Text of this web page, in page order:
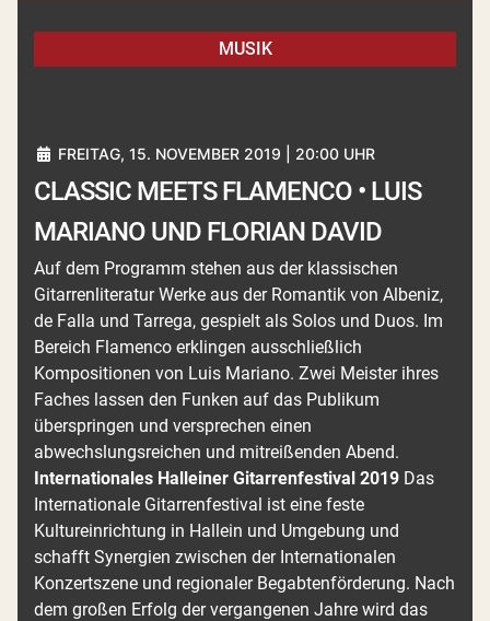
MUSIK
FREITAG, 15. NOVEMBER 2019 | 20:00 UHR
CLASSIC MEETS FLAMENCO • LUIS
MARIANO UND FLORIAN DAVID
Auf dem Programm stehen aus der klassischen
Gitarrenliteratur Werke aus der Romantik von Albeniz,
de Falla und Tarrega, gespielt als Solos und Duos. Im
Bereich Flamenco erklingen ausschließlich
Kompositionen von Luis Mariano. Zwei Meister ihres
Faches lassen den Funken auf das Publikum
überspringen und versprechen einen
abwechslungsreichen und mitreißenden Abend.
Internationales Halleiner Gitarrenfestival 2019 Das
Internationale Gitarrenfestival ist eine feste
Kultureinrichtung in Hallein und Umgebung und
schafft Synergien zwischen der Internationalen
Konzertszene und regionaler Begabtenförderung. Nach
dem großen Erfolg der vergangenen Jahre wird das